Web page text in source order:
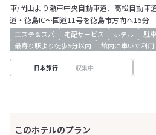
車/岡山より瀬戸中央自動車道、高松自動車
道・徳島IC～国道11号を徳島市方向へ15分
エステ＆スパ 宅配サービス ホテル
駐
最寄り駅より徒歩5分以内
館内に車いす利用
日本旅行 収集中